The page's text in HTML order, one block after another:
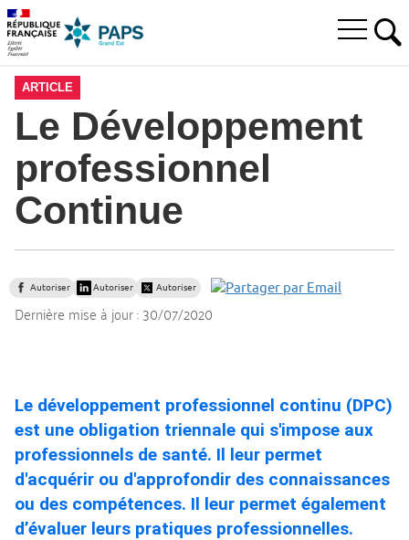
Aller
la
Aller
au
menu
Aller
au
contenu
Ouvrir
ARTICLE
Le Développement
professionnel
Continue
Autoriser Autoriser Autoriser
Dernière mise à jour :30/07/2020
Le développement professionnel continu (DPC)
est une obligation triennale qui s'impose aux
professionnels de santé. Il leur permet
d'acquérir ou d'approfondir des connaissances
ou des compétences. Il leur permet également
d’évaluer leurs pratiques professionnelles.